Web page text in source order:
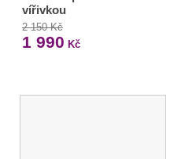
vířivkou
2 150 Kč
1 990 Kč